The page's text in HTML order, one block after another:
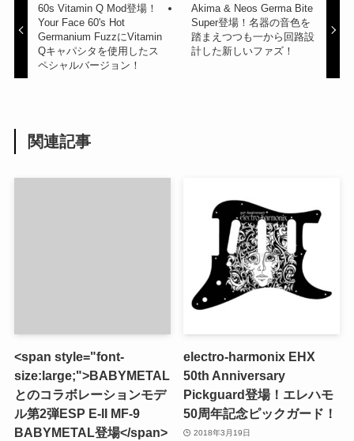
60s Vitamin Q Mod登場！
Your Face 60's Hot
Germanium FuzzにVitamin
Qキャパシタを使用したス
ペシャルバージョン！
Akima & Neos Germa Bite
Super登場！名器の音色を
踏まえつつも一から回路設
計した新しいファズ！
関連記事
<span style="font-
size:large;">BABYMETAL
とのコラボレーションモデ
ル第2弾ESP E-II MF-9
BABYMETAL登場</span>
electro-harmonix EHX
50th Anniversary
Pickguard登場！エレハモ
50周年記念ピックガード！
2018年3月19日